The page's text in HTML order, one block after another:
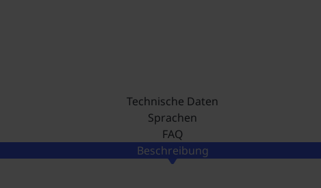
Beschreibung
Technische Daten
Sprachen
FAQ